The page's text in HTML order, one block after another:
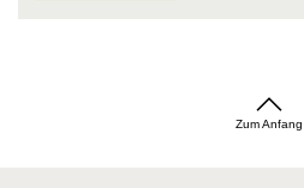
Zum Anfang